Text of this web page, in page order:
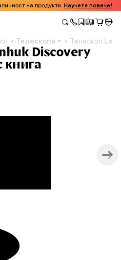
на продукти. Научете повече!
Телескопи Телескоп
Discovery
книга